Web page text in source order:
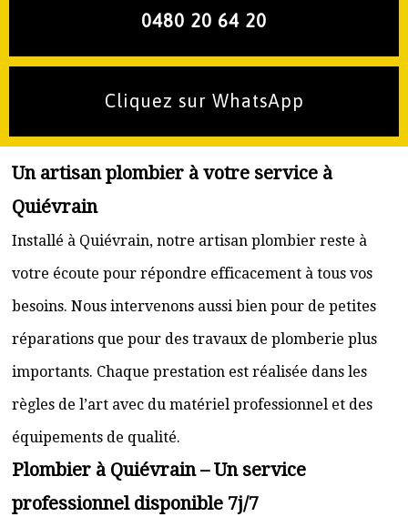
0480 20 64 20
Cliquez sur WhatsApp
Un artisan plombier à votre service à
Quiévrain
Installé à Quiévrain, notre artisan plombier reste à
votre écoute pour répondre efficacement à tous vos
besoins. Nous intervenons aussi bien pour de petites
réparations que pour des travaux de plomberie plus
importants. Chaque prestation est réalisée dans les
règles de l’art avec du matériel professionnel et des
équipements de qualité.
Plombier à Quiévrain – Un service
professionnel disponible 7j/7